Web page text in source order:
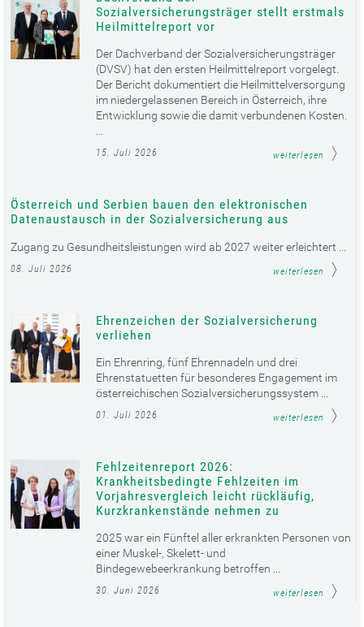
Sozialversicherungsträger stellt erstmals
Heilmittelreport vor
Der Dachverband der Sozialversicherungsträger
(DVSV) hat den ersten Heilmittelreport vorgelegt.
Der Bericht dokumentiert die Heilmittelversorgung
im niedergelassenen Bereich in Österreich, ihre
Entwicklung sowie die damit verbundenen Kosten.
15. Juli 2026 weiterlesen
Österreich und Serbien bauen den elektronischen
Datenaustausch in der Sozialversicherung aus
Zugang zu Gesundheitsleistungen wird ab 2027 weiter erleichtert ...
08. Juli 2026 weiterlesen
Ehrenzeichen der Sozialversicherung
verliehen
Ein Ehrenring, fünf Ehrennadeln und drei
Ehrenstatuetten für besonderes Engagement im
österreichischen Sozialversicherungssystem ...
01. Juli 2026 weiterlesen
Fehlzeitenreport 2026:
Krankheitsbedingte Fehlzeiten im
Vorjahresvergleich leicht rückläufig,
Kurzkrankenstände nehmen zu
2025 war ein Fünftel aller erkrankten Personen von
einer Muskel-, Skelett- und
Bindegewebeerkrankung betroffen ...
30. Juni 2026 weiterlesen